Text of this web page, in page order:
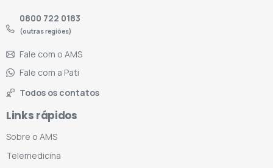
0800 722 0183
(outras regiões)
Fale com o AMS
Fale com a Pati
Todos os contatos
Links rápidos
Sobre o AMS
Telemedicina